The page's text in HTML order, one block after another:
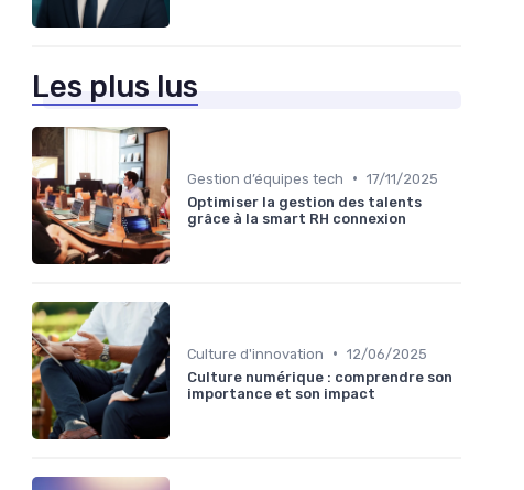
Les plus lus
Gestion d’équipes tech • 17/11/2025
Optimiser la gestion des talents
grâce à la smart RH connexion
Culture d'innovation • 12/06/2025
Culture numérique : comprendre son
importance et son impact